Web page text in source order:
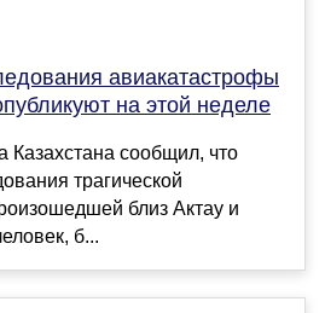
авиакатастрофы
на этой неделе
Казахстана сообщил, что
трагической
близ Актау и
б...